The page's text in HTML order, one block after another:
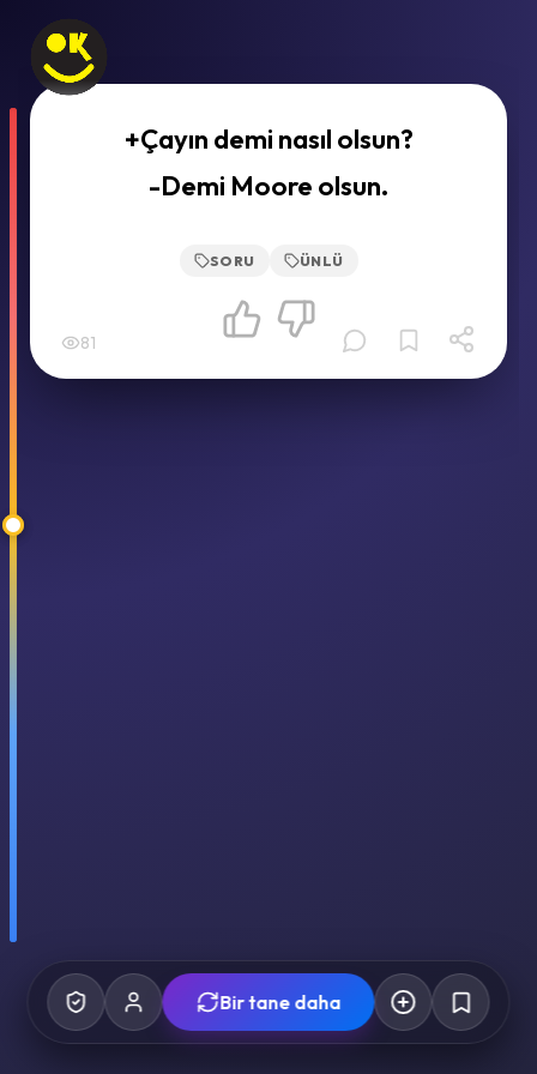
+Çayın demi nasıl olsun?
-Demi Moore olsun.
SORU ÜNLÜ
81
Bir tane daha